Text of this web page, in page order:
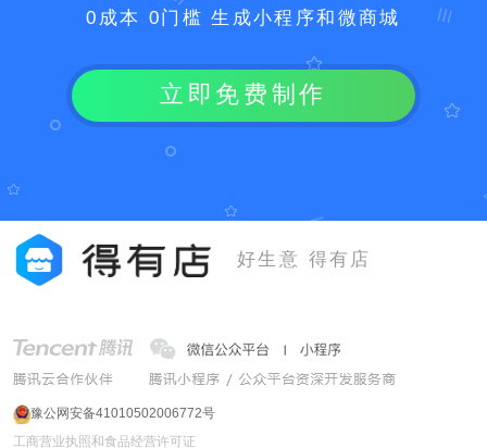
0成本 0门槛 生成小程序和微商城
立即免费制作
好生意 得有店
豫公网安备41010502006772号
工商营业执照和食品经营许可证